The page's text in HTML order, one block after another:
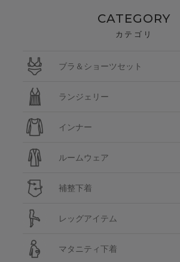
CATEGORY
カテゴリ
ブラ＆ショーツセット
ランジェリー
インナー
ルームウェア
補整下着
レッグアイテム
マタニティ下着